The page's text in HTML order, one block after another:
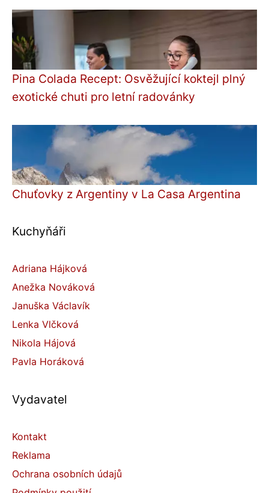
Pina Colada Recept: Osvěžující koktejl plný
exotické chuti pro letní radovánky
Chuťovky z Argentiny v La Casa Argentina
Kuchyňáři
Adriana Hájková
Anežka Nováková
Januška Václavík
Lenka Vlčková
Nikola Hájová
Pavla Horáková
Vydavatel
Kontakt
Reklama
Ochrana osobních údajů